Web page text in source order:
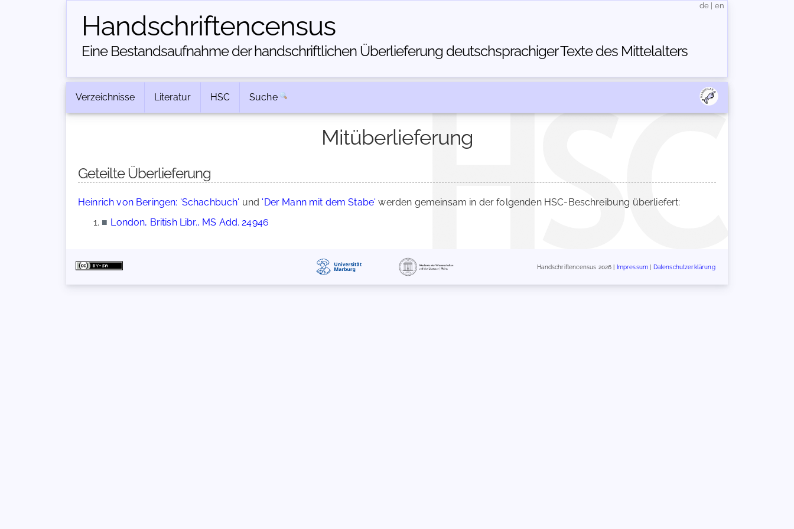
Handschriften­census
Eine Bestandsaufnahme der handschriftlichen Über­lieferung deutschsprachiger Texte des Mittelalters
de en
Verzeichnisse Literatur HSC Suche
Mitüberlieferung
Geteilte Überlieferung
Heinrich von Beringen: 'Schachbuch' und 'Der Mann mit dem Stabe' werden gemeinsam in der folgenden HSC-Beschreibung überliefert:
■ London, British Libr., MS Add. 24946
Handschriftencensus 2026 | Impressum Datenschutzerklärung